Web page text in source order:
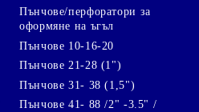
Пънчове/перфоратори за
оформяне на ъгъл
Пънчове 10-16-20
Пънчове 21-28 (1")
Пънчове 31- 38 (1,5")
Пънчове 41- 88 /2" -3.5" /